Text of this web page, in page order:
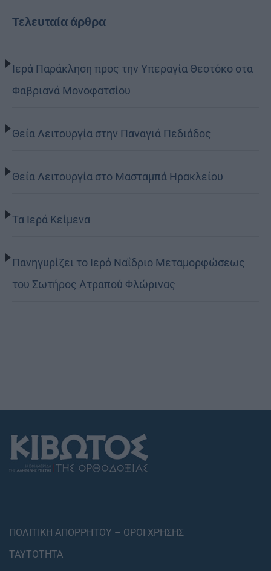
Τελευταία άρθρα
Ιερά Παράκληση προς την Υπεραγία Θεοτόκο στα
Φαβριανά Μονοφατσίου
Θεία Λειτουργία στην Παναγιά Πεδιάδος
Θεία Λειτουργία στο Μασταμπά Ηρακλείου
Τα Ιερά Κείμενα
Πανηγυρίζει το Ιερό Ναΐδριο Μεταμορφώσεως
του Σωτήρος Ατραπού Φλώρινας
ΠΟΛΙΤΙΚΗ ΑΠΟΡΡΗΤΟΥ – ΟΡΟΙ ΧΡΗΣΗΣ
ΤΑΥΤΟΤΗΤΑ